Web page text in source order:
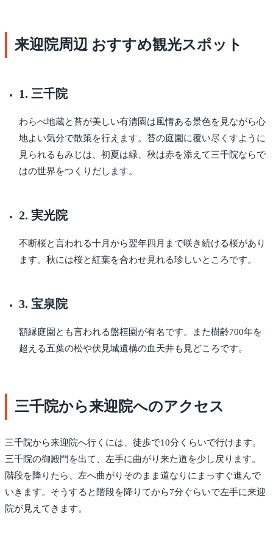
来迎院周辺 おすすめ観光スポット
1. 三千院
わらべ地蔵と苔が美しい有清園は風情ある景色を見ながら心
地よい気分で散策を行えます。苔の庭園に覆い尽くすように
見られるもみじは、初夏は緑、秋は赤を添えて三千院ならで
はの世界をつくりだします。
2. 実光院
不断桜と言われる十月から翌年四月まで咲き続ける桜があり
ます。秋には桜と紅葉を合わせ見れる珍しいところです。
3. 宝泉院
額縁庭園とも言われる盤桓園が有名です。また樹齢700年を
超える五葉の松や伏見城遺構の血天井も見どころです。
三千院から来迎院へのアクセス
三千院から来迎院へ行くには、徒歩で10分くらいで行けます。
三千院の御殿門を出て、左手に曲がり来た道を少し戻ります。
階段を降りたら、左へ曲がりそのまま道なりにまっすぐ進んで
いきます。そうすると階段を降りてから7分ぐらいで左手に来迎
院が見えてきます。